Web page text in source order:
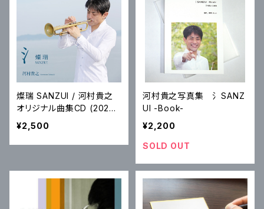
燦瑞 SANZUI / 河村貴之
オリジナル曲集CD (2020
年)
¥2,500
河村貴之写真集 氵SANZ
UI -Book-
¥2,200
SOLD OUT